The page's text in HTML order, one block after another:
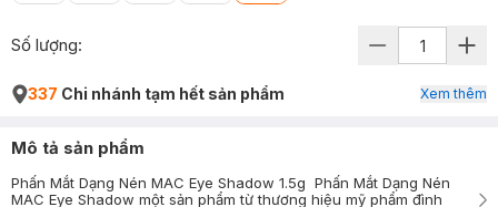
Số lượng:
337 Chi nhánh tạm hết sản phẩm Xem thêm
Mô tả sản phẩm
Phấn Mắt Dạng Nén MAC Eye Shadow 1.5g Phấn Mắt Dạng Nén
MAC Eye Shadow một sản phẩm từ thương hiệu mỹ phẩm đình